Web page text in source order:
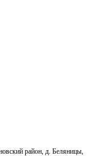
район, д. Беляницы,